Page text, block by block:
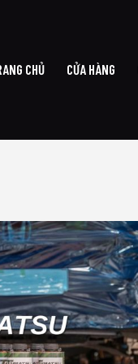
CHỦ CỬA HÀNG